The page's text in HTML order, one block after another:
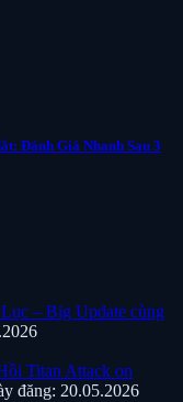
Đánh Giá Nhanh Sau 3
– Big Update cùng
Titan Attack on
đăng: 20.05.2026